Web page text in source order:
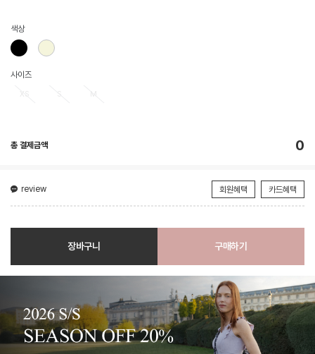
색상
사이즈
총 결제금액 0
review 회원혜택 카드혜택
장바구니 구매하기